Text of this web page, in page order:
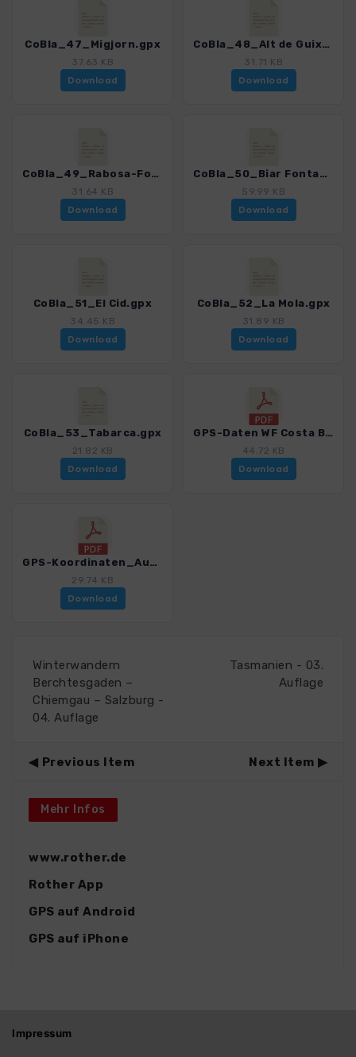
CoBla_47_Migjorn.gpx
37.63 KB
Download
CoBla_48_Alt de Guixop.gpx
31.71 KB
Download
CoBla_49_Rabosa-Foradada.gpx
31.64 KB
Download
CoBla_50_Biar Fontanella.gpx
59.99 KB
Download
CoBla_51_El Cid.gpx
34.45 KB
Download
CoBla_52_La Mola.gpx
31.89 KB
Download
CoBla_53_Tabarca.gpx
21.82 KB
Download
GPS-Daten WF Costa Blanca - Haftungsausschluss, Nutzungsbedingungen und Hinweise.pdf
44.72 KB
Download
GPS-Koordinaten_Ausgangspunkte_WF_CostaBlanca.pdf
29.74 KB
Download
Winterwandern
Berchtesgaden –
Chiemgau – Salzburg -
04. Auflage
Tasmanien - 03.
Auflage
Previous Item Next Item
Mehr Infos
www.rother.de
Rother App
GPS auf Android
GPS auf iPhone
Impressum